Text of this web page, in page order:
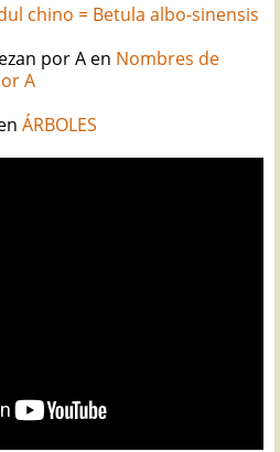
chino = Betula albo-sinensis
por A en Nombres de
A
ÁRBOLES